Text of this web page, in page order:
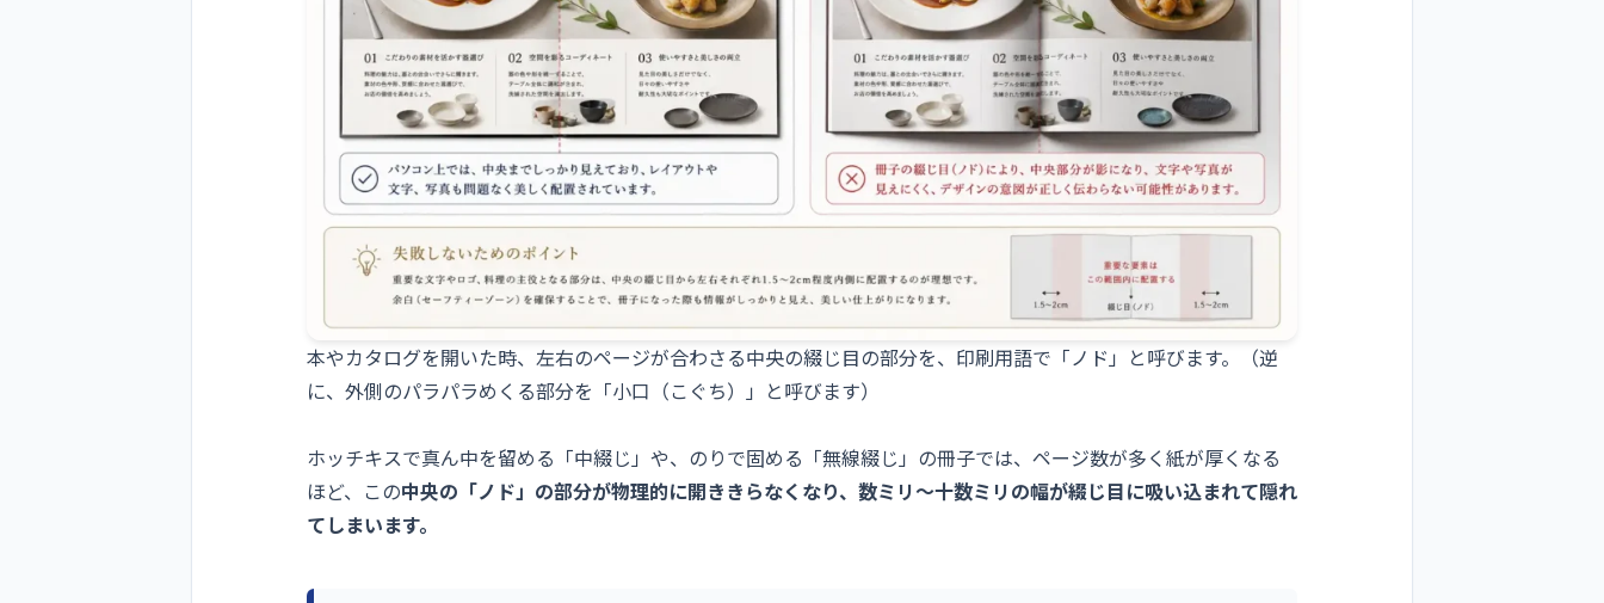
本やカタログを開いた時、左右のページが合わさる中央の綴じ目の部分を、印刷用語で「ノド」と呼びます。（逆
に、外側のパラパラめくる部分を「小口（こぐち）」と呼びます）
ホッチキスで真ん中を留める「中綴じ」や、のりで固める「無線綴じ」の冊子では、ページ数が多く紙が厚くなる
ほど、この中央の「ノド」の部分が物理的に開ききらなくなり、数ミリ〜十数ミリの幅が綴じ目に吸い込まれて隠れ
てしまいます。